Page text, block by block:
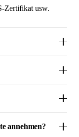
Zertifikat usw.
annehmen?